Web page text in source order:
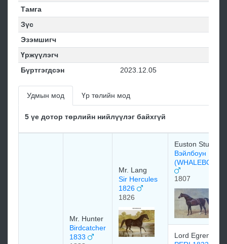
Тамга
Зүс
Эзэмшигч
Үржүүлэгч
Бүртгэгдсэн
2023.12.05
Удмын мод Үр төлийн мод
5 үе дотор төрлийн нийлүүлэг байхгүй
Mr. Hunter
Birdcatcher
1833
Mr. Lang
Sir Hercules
1826
1826
Euston Stud
Вэйлбоун
(WHALEBONE)
1807
Lord Egremont